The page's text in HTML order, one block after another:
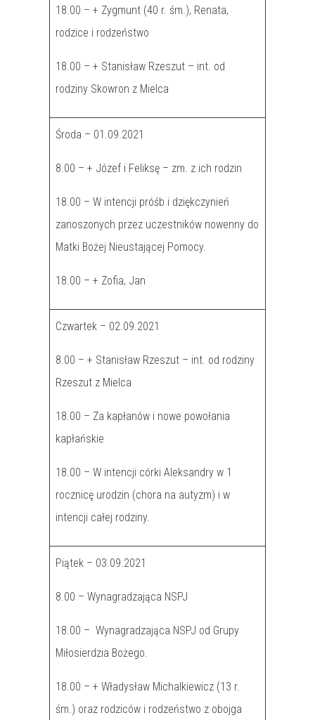
18.00 – + Zygmunt (40 r. śm.), Renata,
rodzice i rodzeństwo
18.00 – + Stanisław Rzeszut – int. od
rodziny Skowron z Mielca
Środa – 01.09.2021
8.00 – + Józef i Feliksę – zm. z ich rodzin
18.00 – W intencji próśb i dziękczynień
zanoszonych przez uczestników nowenny do
Matki Bożej Nieustającej Pomocy.
18.00 – + Zofia, Jan
Czwartek – 02.09.2021
8.00 – + Stanisław Rzeszut – int. od rodziny
Rzeszut z Mielca
18.00 – Za kapłanów i nowe powołania
kapłańskie
18.00 – W intencji córki Aleksandry w 1
rocznicę urodzin (chora na autyzm) i w
intencji całej rodziny.
Piątek – 03.09.2021
8.00 – Wynagradzająca NSPJ
18.00 – Wynagradzająca NSPJ od Grupy
Miłosierdzia Bożego.
18.00 – + Władysław Michalkiewicz (13 r.
śm.) oraz rodziców i rodzeństwo z obojga